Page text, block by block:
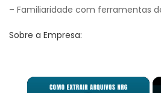
– Familiaridade com ferramentas
Sobre a Empresa:
×